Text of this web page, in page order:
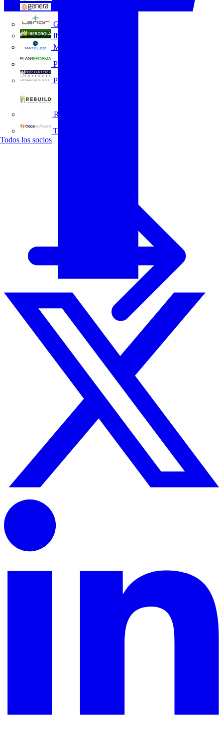
Grupo Lenor
Iberdrola
MATELEC
Plan Reforma
Programación Integral
REBUILD
Trace Software
Todos los socios